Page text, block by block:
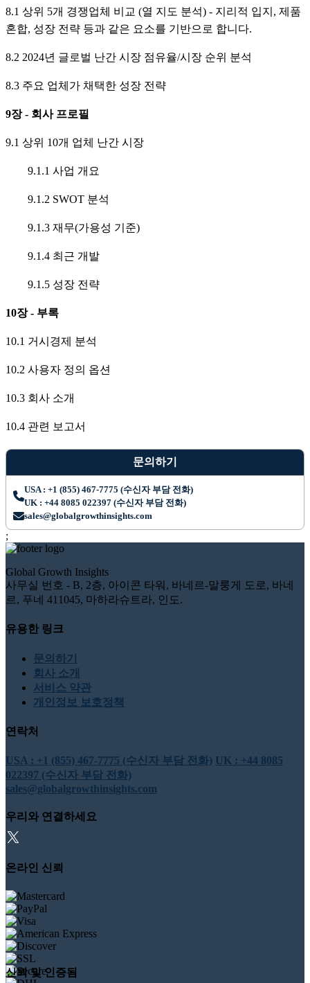
8.1 상위 5개 경쟁업체 비교 (열 지도 분석) - 지리적 입지, 제품
혼합, 성장 전략 등과 같은 요소를 기반으로 합니다.
8.2 2024년 글로벌 난간 시장 점유율/시장 순위 분석
8.3 주요 업체가 채택한 성장 전략
9장 - 회사 프로필
9.1 상위 10개 업체 난간 시장
9.1.1 사업 개요
9.1.2 SWOT 분석
9.1.3 재무(가용성 기준)
9.1.4 최근 개발
9.1.5 성장 전략
10장 - 부록
10.1 거시경제 분석
10.2 사용자 정의 옵션
10.3 회사 소개
10.4 관련 보고서
문의하기
USA : +1 (855) 467-7775 (수신자 부담 전화)
UK : +44 8085 022397 (수신자 부담 전화)
sales@globalgrowthinsights.com
;
Global Growth Insights
사무실 번호 - B, 2층, 아이콘 타워, 바네르-말룽게 도로, 바네
르, 푸네 411045, 마하라슈트라, 인도.
유용한 링크
문의하기
회사 소개
서비스 약관
개인정보 보호정책
연락처
USA : +1 (855) 467-7775 (수신자 부담 전화) UK : +44 8085
022397 (수신자 부담 전화)
sales@globalgrowthinsights.com
우리와 연결하세요
온라인 신뢰
신뢰 및 인증됨